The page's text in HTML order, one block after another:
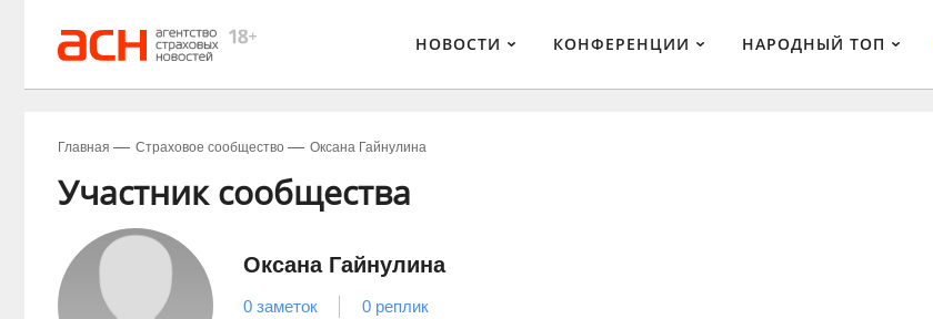
НОВОСТИ КОНФЕРЕНЦИИ НАРОДНЫЙ ТОП
Главная Страховое сообщество Оксана Гайнулина
Участник сообщества
Оксана Гайнулина
0 заметок 0 реплик